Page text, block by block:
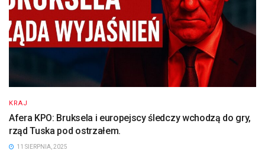
KRAJ
Afera KPO: Bruksela i europejscy śledczy wchodzą do gry,
rząd Tuska pod ostrzałem.
11 SIERPNIA, 2025